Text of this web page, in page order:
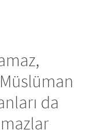
da